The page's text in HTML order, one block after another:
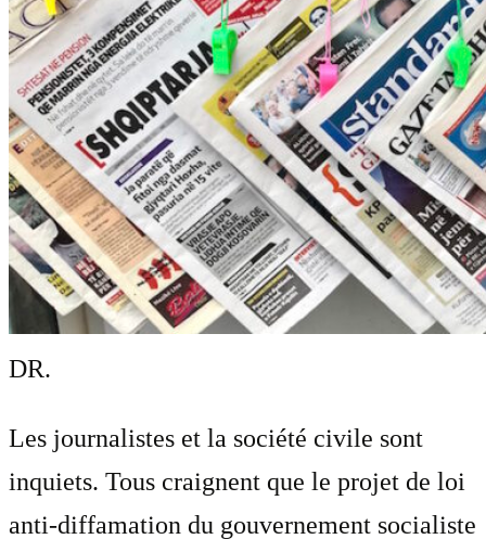
DR.
Les journalistes et la société civile sont
inquiets. Tous craignent que le projet de loi
anti-diffamation du gouvernement socialiste